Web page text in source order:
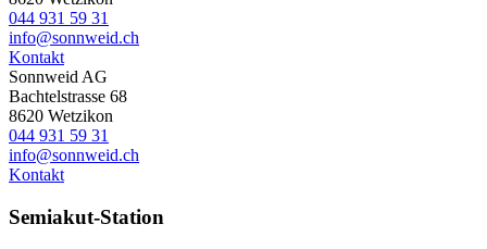
044 931 59 31
info@sonnweid.ch
Kontakt
Sonnweid AG
Bachtelstrasse 68
8620 Wetzikon
044 931 59 31
info@sonnweid.ch
Kontakt
Semiakut-Station